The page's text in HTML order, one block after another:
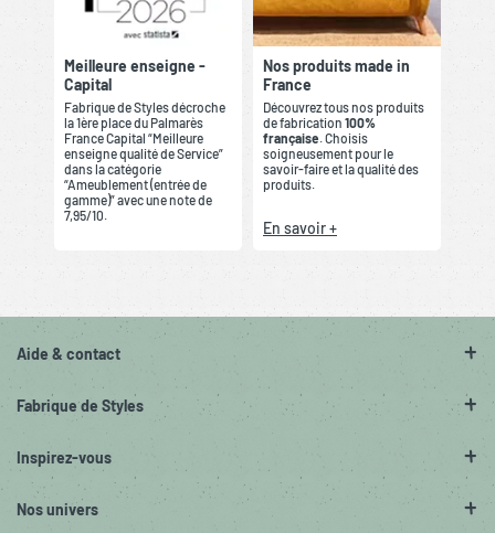
Meilleure enseigne -
Capital
Fabrique de Styles décroche
la 1ère place du Palmarès
France Capital “Meilleure
enseigne qualité de Service”
dans la catégorie
“Ameublement (entrée de
gamme)” avec une note de
7,95/10.
Nos produits made in
France
Découvrez tous nos produits
de fabrication 100%
française . Choisis
soigneusement pour le
savoir-faire et la qualité des
produits.
En savoir +
Aide & contact
Fabrique de Styles
Inspirez-vous
Nos univers